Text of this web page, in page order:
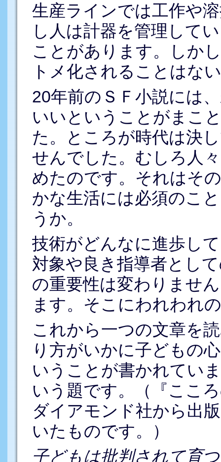
生産ラインでは工作や
し人は計器を管理して
ことがあります。しか
トメ化されることはな
20年前のＳＦ小説には
いいということがまこ
た。ところが時代は決
せんでした。むしろ人
めたのです。それはそ
かな生活には必須のこ
うか。
技術がどんなに進歩し
対象や良き指導者とし
の重要性は変わりませ
ます。そこにわれわれ
これから一つの文章を
り方がいかに子どもの
いうことが書かれてい
いう題です。（『ここ
ダイアモンド社から出
いたものです。）
子どもは批判されて育